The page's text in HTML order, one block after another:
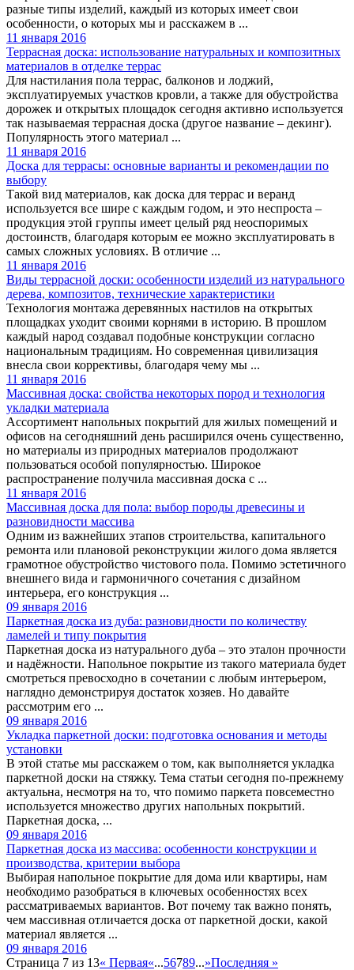
разные типы изделий, каждый из которых имеет свои
особенности, о которых мы и расскажем в ...
11 января 2016
Террасная доска: использование натуральных и композитных
материалов в отделке террас
Для настилания пола террас, балконов и лоджий,
эксплуатируемых участков кровли, а также для обустройства
дорожек и открытых площадок сегодня активно используется
так называемая террасная доска (другое название – декинг).
Популярность этого материал ...
11 января 2016
Доска для террасы: основные варианты и рекомендации по
выбору
Такой вид материалов, как доска для террас и веранд
используется все шире с каждым годом, и это неспроста –
продукция этой группы имеет целый ряд неоспоримых
достоинств, благодаря которым ее можно эксплуатировать в
самых сложных условиях. В отличие ...
11 января 2016
Виды террасной доски: особенности изделий из натурального
дерева, композитов, технические характеристики
Технология монтажа деревянных настилов на открытых
площадках уходит своими корнями в историю. В прошлом
каждый народ создавал подобные конструкции согласно
национальным традициям. Но современная цивилизация
внесла свои коррективы, благодаря чему мы ...
11 января 2016
Массивная доска: свойства некоторых пород и технология
укладки материала
Ассортимент напольных покрытий для жилых помещений и
офисов на сегодняшний день расширился очень существенно,
но материалы из природных материалов продолжают
пользоваться особой популярностью. Широкое
распространение получила массивная доска с ...
11 января 2016
Массивная доска для пола: выбор породы древесины и
разновидности массива
Одним из важнейших этапов строительства, капитального
ремонта или плановой реконструкции жилого дома является
грамотное обустройство чистового пола. Помимо эстетичного
внешнего вида и гармоничного сочетания с дизайном
интерьера, его конструкция ...
09 января 2016
Паркетная доска из дуба: разновидности по количеству
ламелей и типу покрытия
Паркетная доска из натурального дуба – это эталон прочности
и надёжности. Напольное покрытие из такого материала будет
смотреться превосходно в сочетании с любым интерьером,
наглядно демонстрируя достаток хозяев. Но давайте
рассмотрим его ...
09 января 2016
Укладка паркетной доски: подготовка основания и методы
установки
В этой статье мы расскажем о том, как выполняется укладка
паркетной доски на стяжку. Тема статьи сегодня по-прежнему
актуальна, несмотря на то, что помимо паркета повсеместно
используется множество других напольных покрытий.
Паркетная доска, ...
09 января 2016
Паркетная доска из массива: особенности конструкции и
производства, критерии выбора
Выбирая напольное покрытие для дома или квартиры, нам
необходимо разобраться в ключевых особенностях всех
рассматриваемых вариантов. Вот почему так важно понять,
чем массивная отличается доска от паркетной доски, какой
материал является ...
09 января 2016
Страница 7 из 13« Первая«...56789...»Последняя »